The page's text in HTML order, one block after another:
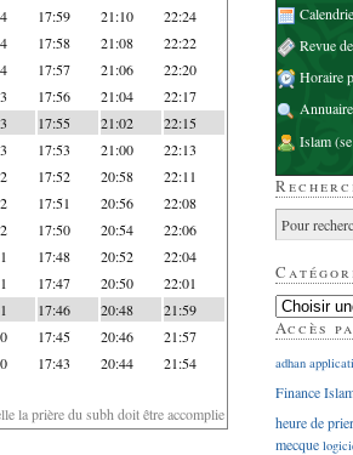
17:59 21:10 22:24
17:58 21:08 22:22
17:57 21:06 22:20
17:56 21:04 22:17
17:55 21:02 22:15
17:53 21:00 22:13
17:52 20:58 22:11
17:51 20:56 22:08
17:50 20:54 22:06
17:48 20:52 22:04
17:47 20:50 22:01
17:46 20:48 21:59
17:45 20:46 21:57
17:43 20:44 21:54
la prière du subh doit être accomplie
Revue
Horaire
Islam
Accès
adhan
Finance
heure de
mecque